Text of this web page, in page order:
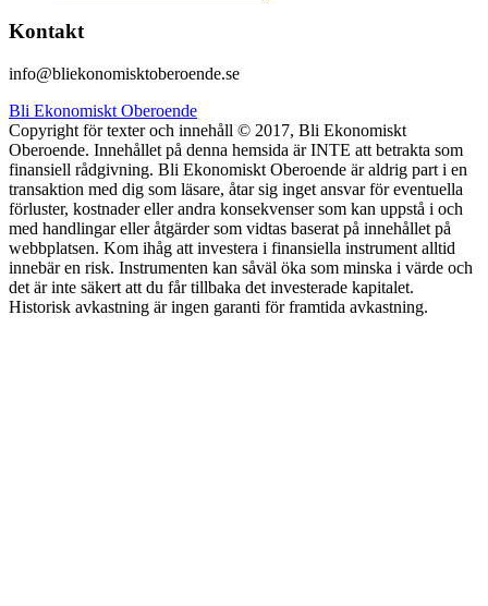
Kontakt
info@bliekonomisktoberoende.se
Bli Ekonomiskt Oberoende
Copyright för texter och innehåll © 2017, Bli Ekonomiskt
Oberoende. Innehållet på denna hemsida är INTE att betrakta som
finansiell rådgivning. Bli Ekonomiskt Oberoende är aldrig part i en
transaktion med dig som läsare, åtar sig inget ansvar för eventuella
förluster, kostnader eller andra konsekvenser som kan uppstå i och
med handlingar eller åtgärder som vidtas baserat på innehållet på
webbplatsen. Kom ihåg att investera i finansiella instrument alltid
innebär en risk. Instrumenten kan såväl öka som minska i värde och
det är inte säkert att du får tillbaka det investerade kapitalet.
Historisk avkastning är ingen garanti för framtida avkastning.